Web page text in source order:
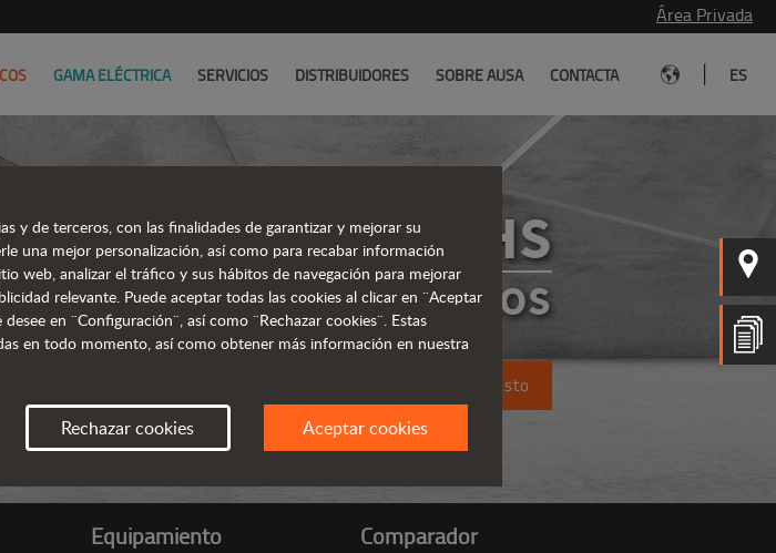
Área Privada
GAMA ELÉCTRICA SERVICIOS DISTRIBUIDORES SOBRE AUSA CONTACTA ES
D201RHS
DUMPERS RÍGIDOS
Solicita un presupuesto
Equipamiento Comparador
y de terceros, con las finalidades de garantizar y mejorar su
una mejor personalización, así como para recabar información
web, analizar el tráfico y sus hábitos de navegación para mejorar
relevante. Puede aceptar todas las cookies al clicar en ¨Aceptar
en ¨Configuración¨, así como ¨Rechazar cookies¨. Estas
en todo momento, así como obtener más información en nuestra
Rechazar cookies Aceptar cookies